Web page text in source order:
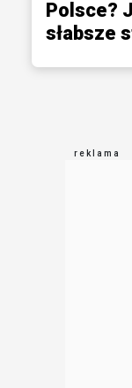
Polsce?
słabsze